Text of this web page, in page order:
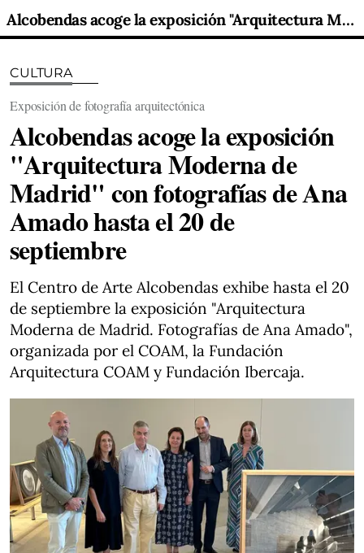
Alcobendas acoge la exposición "Arquitectura Moderna de Madrid" con fotografías de Ana Amado hasta el 20 de septiembre
CULTURA
Exposición de fotografía arquitectónica
Alcobendas acoge la exposición
"Arquitectura Moderna de
Madrid" con fotografías de Ana
Amado hasta el 20 de
septiembre
El Centro de Arte Alcobendas exhibe hasta el 20
de septiembre la exposición "Arquitectura
Moderna de Madrid. Fotografías de Ana Amado",
organizada por el COAM, la Fundación
Arquitectura COAM y Fundación Ibercaja.